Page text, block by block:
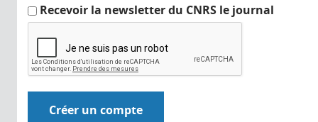
Recevoir la newsletter du CNRS le journal